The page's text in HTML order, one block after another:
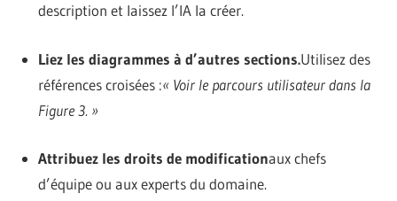
description et laissez l’IA la créer.
Liez les diagrammes à d’autres sections.Utilisez des
références croisées :« Voir le parcours utilisateur dans la
Figure 3. »
Attribuez les droits de modificationaux chefs
d’équipe ou aux experts du domaine.